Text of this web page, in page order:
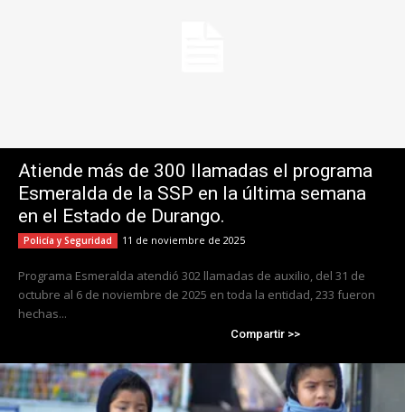
Atiende más de 300 llamadas el programa
Esmeralda de la SSP en la última semana
en el Estado de Durango.
Policía y Seguridad 11 de noviembre de 2025
Programa Esmeralda atendió 302 llamadas de auxilio, del 31 de
octubre al 6 de noviembre de 2025 en toda la entidad, 233 fueron
hechas...
Compartir >>